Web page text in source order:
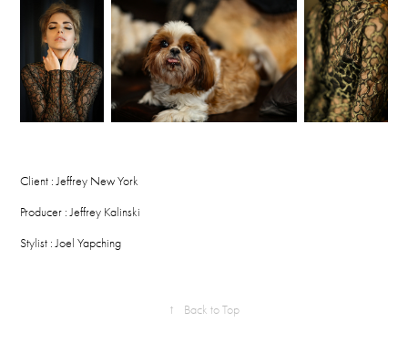
Client : Jeffrey New York
Producer : Jeffrey Kalinski
Stylist : Joel Yapching
↑ Back to Top